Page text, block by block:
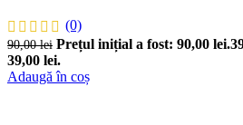
(0)
90,00lei Prețul inițial a fost: 90,00 lei.
39,00 lei.
Adaugă în coș